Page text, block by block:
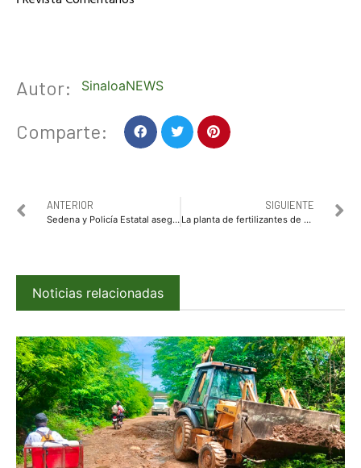
Autor: SinaloaNEWS
Comparte:
ANTERIOR
Sedena y Policía Estatal aseguran a cuatro personas, vehículos y presunto cristal
SIGUIENTE
La planta de fertilizantes de GPO generará un dinamismo económico sin precedente en Sinaloa: Javier Lizárraga
Noticias relacionadas